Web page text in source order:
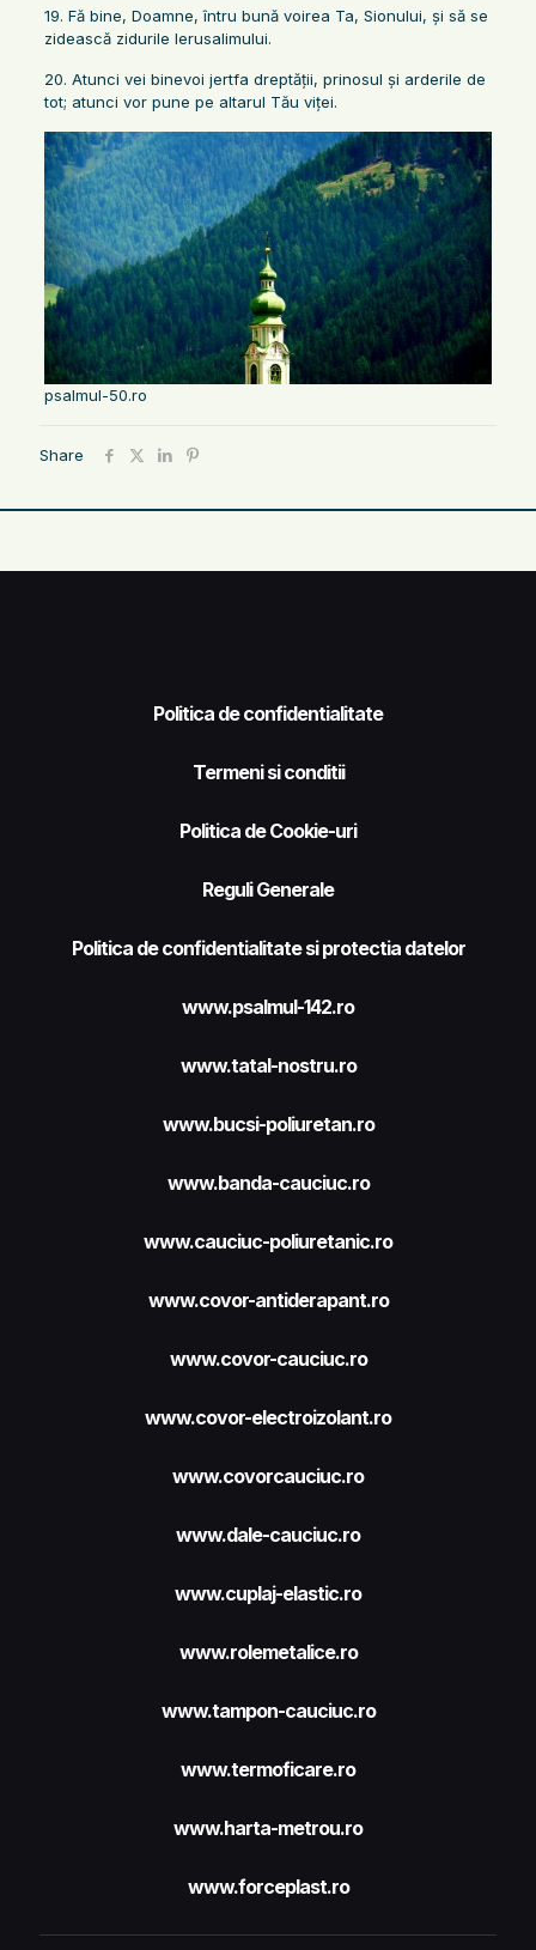
19. Fă bine, Doamne, întru bună voirea Ta, Sionului, şi să se
zidească zidurile Ierusalimului.
20. Atunci vei binevoi jertfa dreptăţii, prinosul şi arderile de
tot; atunci vor pune pe altarul Tău viţei.
psalmul-50.ro
Share
Politica de confidentialitate
Termeni si conditii
Politica de Cookie-uri
Reguli Generale
Politica de confidentialitate si protectia datelor
www.psalmul-142.ro
www.tatal-nostru.ro
www.bucsi-poliuretan.ro
www.banda-cauciuc.ro
www.cauciuc-poliuretanic.ro
www.covor-antiderapant.ro
www.covor-cauciuc.ro
www.covor-electroizolant.ro
www.covorcauciuc.ro
www.dale-cauciuc.ro
www.cuplaj-elastic.ro
www.rolemetalice.ro
www.tampon-cauciuc.ro
www.termoficare.ro
www.harta-metrou.ro
www.forceplast.ro